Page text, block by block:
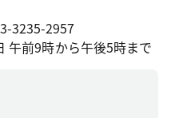
3235-2957
午前9時から午後5時まで